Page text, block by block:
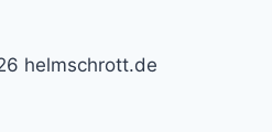
helmschrott.de